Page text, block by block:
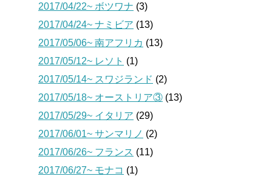
2017/04/22~ ボツワナ (3)
2017/04/24~ ナミビア (13)
2017/05/06~ 南アフリカ (13)
2017/05/12~ レソト (1)
2017/05/14~ スワジランド (2)
2017/05/18~ オーストリア③ (13)
2017/05/29~ イタリア (29)
2017/06/01~ サンマリノ (2)
2017/06/26~ フランス (11)
2017/06/27~ モナコ (1)